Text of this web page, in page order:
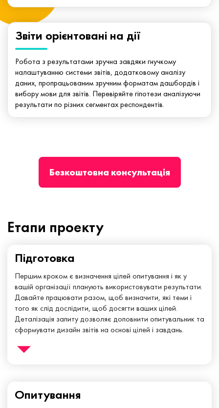
Звіти орієнтовані на дії
Робота з результатами зручна завдяки гнучкому
налаштуванню системи звітів, додатковому аналізу
даних, пропрацьованим зручним форматам дашбордів і
вибору мови для звітів. Перевіряйте гіпотези аналізуючи
результати по різних сегментах респондентів.
Безкоштовна консультація
Етапи проекту
Підготовка
Першим кроком є ​​визначення цілей опитування і як у
вашій організації планують використовувати результати.
Давайте працювати разом, щоб визначити, які теми і
того як слід дослідити, щоб досягти ваших цілей.
Деталізація запиту дозволяє доповнити опитувальник та
сформувати дизайн звітів на основі цілей і завдань.
ресурси при проведенні опитування і роботі з його
Опитування